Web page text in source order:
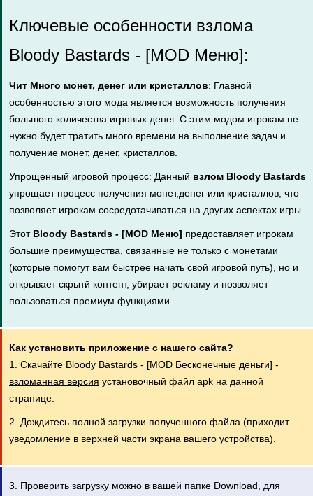
Ключевые особенности взлома
Bloody Bastards - [MOD Меню]:
Чит Много монет, денег или кристаллов: Главной
особенностью этого мода является возможность получения
большого количества игровых денег. С этим модом игрокам не
нужно будет тратить много времени на выполнение задач и
получение монет, денег, кристаллов.
Упрощенный игровой процесс: Данный взлом Bloody Bastards
упрощает процесс получения монет,денег или кристаллов, что
позволяет игрокам сосредотачиваться на других аспектах игры.
Этот Bloody Bastards - [MOD Меню] предоставляет игрокам
большие преимущества, связанные не только с монетами
(которые помогут вам быстрее начать свой игровой путь), но и
открывает скрытй контент, убирает рекламу и позволяет
пользоваться премиум функциями.
Как установить приложение с нашего сайта?
1. Скачайте Bloody Bastards - [MOD Бесконечные деньги] -
взломанная версия установочный файл apk на данной
странице.
2. Дождитесь полной загрузки полученного файла (приходит
уведомление в верхней части экрана вашего устройства).
3. Проверить загрузку можно в вашей папке Download, для